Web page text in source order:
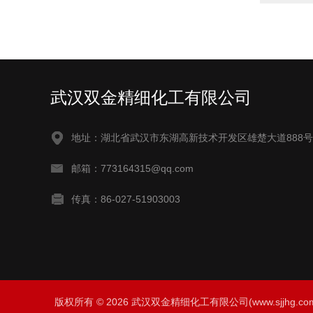
武汉双金精细化工有限公司
地址：湖北省武汉市东湖高新技术开发区雄楚大道888号
邮箱：773164315@qq.com
传真：86-027-51903003
版权所有 © 2026 武汉双金精细化工有限公司